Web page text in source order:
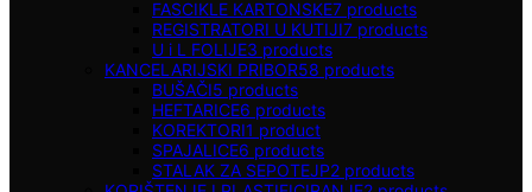
FASCIKLE KARTONSKE7 products
REGISTRATORI U KUTIJI7 products
U i L FOLIJE3 products
KANCELARIJSKI PRIBOR58 products
BUŠAČI5 products
HEFTARICE6 products
KOREKTORI1 product
SPAJALICE6 products
STALAK ZA SEPOTEJP2 products